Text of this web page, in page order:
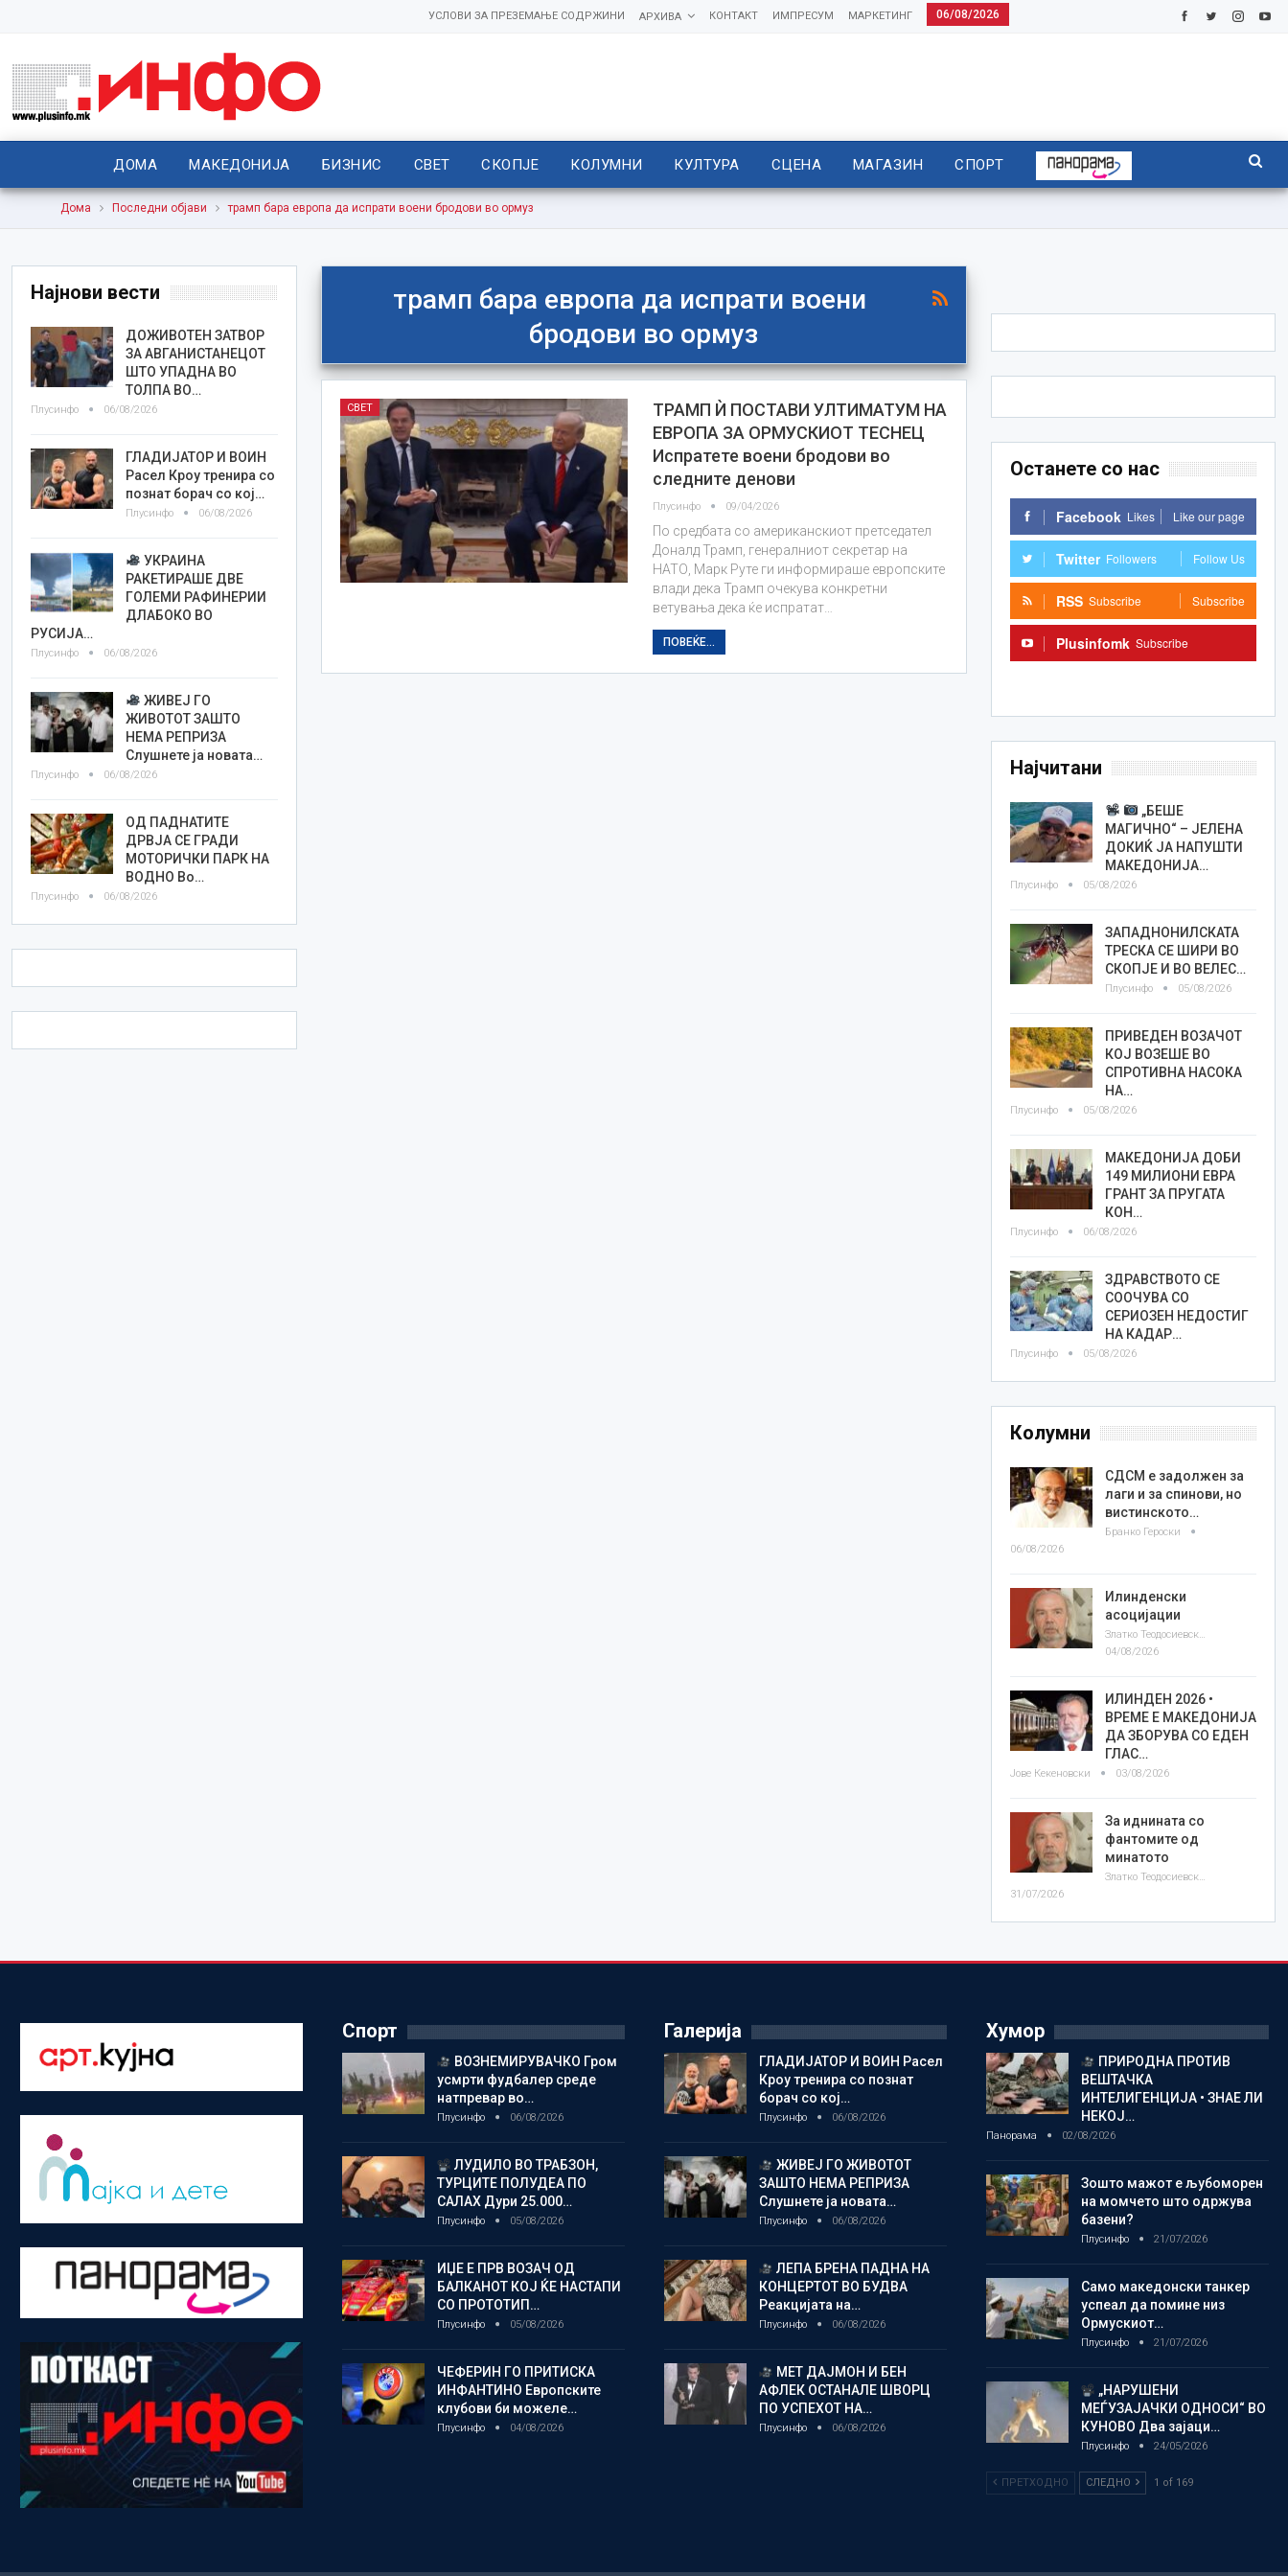
06/08/2026
МАРКЕТИНГ
ИМПРЕСУМ
КОНТАКТ
АРХИВА
УСЛОВИ ЗА ПРЕЗЕМАЊЕ СОДРЖИНИ
ДОМА МАКЕДОНИЈА БИЗНИС СВЕТ СКОПЈЕ КОЛУМНИ КУЛТУРА СЦЕНА МАГАЗИН СПОРТ
Дома Последни објави трамп бара европа да испрати воени бродови во ормуз
трамп бара европа да испрати воени
бродови во ормуз
СВЕТ
ТРАМП Ѝ ПОСТАВИ УЛТИМАТУМ НА
ЕВРОПА ЗА ОРМУСКИОТ ТЕСНЕЦ
Испратете воени бродови во
следните денови
Плусинфо 09/04/2026
По средбата со американскиот претседател
Доналд Трамп, генералниот секретар на
НАТО, Марк Руте ги информираше европските
влади дека Трамп очекува конкретни
ветувања дека ќе испратат…
ПОВЕЌЕ...
Останете со нас
Facebook Likes Like our page
Twitter Followers Follow Us
RSS Subscribe Subscribe
Plusinfomk Subscribe
Најчитани
„БЕШЕ
МАГИЧНО“ – ЈЕЛЕНА
ДОКИЌ ЈА НАПУШТИ
МАКЕДОНИЈА…
Плусинфо 05/08/2026
ЗАПАДНОНИЛСКАТА
ТРЕСКА СЕ ШИРИ ВО
СКОПЈЕ И ВО ВЕЛЕС…
Плусинфо 05/08/2026
ПРИВЕДЕН ВОЗАЧОТ
КОЈ ВОЗЕШЕ ВО
СПРОТИВНА НАСОКА
НА…
Плусинфо 05/08/2026
МАКЕДОНИЈА ДОБИ
149 МИЛИОНИ ЕВРА
ГРАНТ ЗА ПРУГАТА
КОН…
Плусинфо 06/08/2026
ЗДРАВСТВОТО СЕ
СООЧУВА СО
СЕРИОЗЕН НЕДОСТИГ
НА КАДАР…
Плусинфо 05/08/2026
Колумни
СДСМ е задолжен за
лаги и за спинови, но
вистинското…
Бранко Героски
06/08/2026
Илинденски
асоцијации
Златко Теодосиевски
04/08/2026
ИЛИНДЕН 2026 •
ВРЕМЕ Е МАКЕДОНИЈА
ДА ЗБОРУВА СО ЕДЕН
ГЛАС…
Јове Кекеновски 03/08/2026
За иднината со
фантомите од
минатото
Златко Теодосиевски
31/07/2026
Најнови вести
ДОЖИВОТЕН ЗАТВОР
ЗА АВГАНИСТАНЕЦОТ
ШТО УПАДНА ВО
ТОЛПА ВО…
Плусинфо 06/08/2026
ГЛАДИЈАТОР И ВОИН
Расел Кроу тренира со
познат борач со кој…
Плусинфо 06/08/2026
УКРАИНА
РАКЕТИРАШЕ ДВЕ
ГОЛЕМИ РАФИНЕРИИ
ДЛАБОКО ВО
РУСИЈА…
Плусинфо 06/08/2026
ЖИВЕЈ ГО
ЖИВОТОТ ЗАШТО
НЕМА РЕПРИЗА
Слушнете ја новата…
Плусинфо 06/08/2026
ОД ПАДНАТИТЕ
ДРВЈА СЕ ГРАДИ
МОТОРИЧКИ ПАРК НА
ВОДНО Во…
Плусинфо 06/08/2026
Спорт
ВОЗНЕМИРУВАЧКО Гром
усмрти фудбалер среде
натпревар во…
Плусинфо 06/08/2026
ЛУДИЛО ВО ТРАБЗОН,
ТУРЦИТЕ ПОЛУДЕА ПО
САЛАХ Дури 25.000…
Плусинфо 05/08/2026
ИЏЕ Е ПРВ ВОЗАЧ ОД
БАЛКАНОТ КОЈ ЌЕ НАСТАПИ
СО ПРОТОТИП…
Плусинфо 05/08/2026
ЧЕФЕРИН ГО ПРИТИСКА
ИНФАНТИНО Европските
клубови би можеле…
Плусинфо 04/08/2026
Галерија
ГЛАДИЈАТОР И ВОИН Расел
Кроу тренира со познат
борач со кој…
Плусинфо 06/08/2026
ЖИВЕЈ ГО ЖИВОТОТ
ЗАШТО НЕМА РЕПРИЗА
Слушнете ја новата…
Плусинфо 06/08/2026
ЛЕПА БРЕНА ПАДНА НА
КОНЦЕРТОТ ВО БУДВА
Реакцијата на…
Плусинфо 06/08/2026
МЕТ ДАЈМОН И БЕН
АФЛЕК ОСТАНАЛЕ ШВОРЦ
ПО УСПЕХОТ НА…
Плусинфо 06/08/2026
Хумор
ПРИРОДНА ПРОТИВ
ВЕШТАЧКА
ИНТЕЛИГЕНЦИЈА • ЗНАЕ ЛИ
НЕКОЈ…
Панорама 02/08/2026
Зошто мажот е љубоморен
на момчето што одржува
базени?
Плусинфо 21/07/2026
Само македонски танкер
успеал да помине низ
Ормускиот…
Плусинфо 21/07/2026
„НАРУШЕНИ
МЕЃУЗАЈАЧКИ ОДНОСИ“ ВО
КУНОВО Два зајаци…
Плусинфо 24/05/2026
ПРЕТХОДНО СЛЕДНО 1 of 169